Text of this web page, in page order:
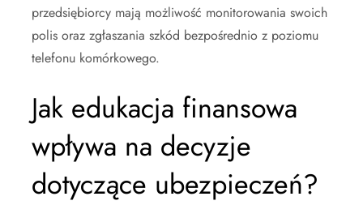
przedsiębiorcy mają możliwość monitorowania swoich
polis oraz zgłaszania szkód bezpośrednio z poziomu
telefonu komórkowego.
Jak edukacja finansowa
wpływa na decyzje
dotyczące ubezpieczeń?